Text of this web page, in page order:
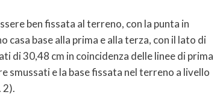
ben fissata al terreno, con la punta in
casa base alla prima e alla terza, con il lato di
di 30,48 cm in coincidenza delle linee di prima
smussati e la base fissata nel terreno a livello
2).